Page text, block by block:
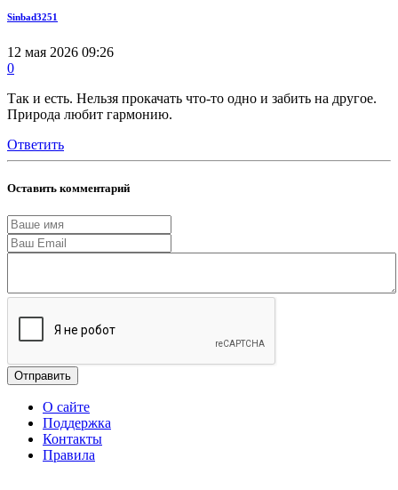
Sinbad3251
12 мая 2026 09:26
0
Так и есть. Нельзя прокачать что-то одно и забить на другое.
Природа любит гармонию.
Ответить
Оставить комментарий
Отправить
О сайте
Поддержка
Контакты
Правила